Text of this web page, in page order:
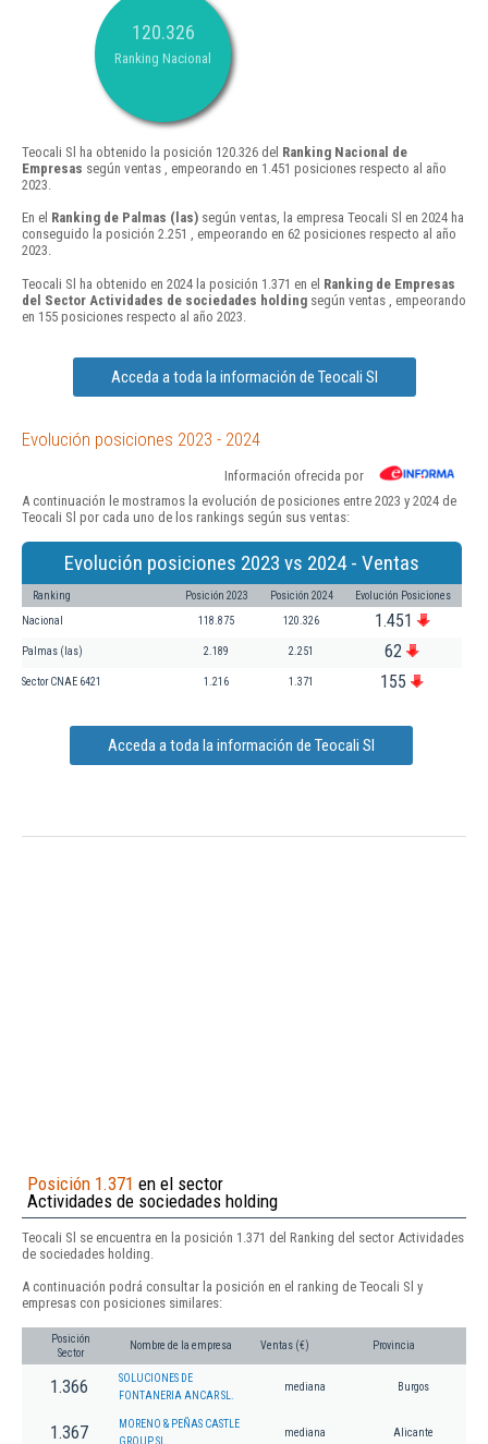
120.326
Ranking Nacional
Teocali Sl ha obtenido la posición 120.326 del Ranking Nacional de
Empresas según ventas , empeorando en 1.451 posiciones respecto al año
2023.
En el Ranking de Palmas (las) según ventas, la empresa Teocali Sl en 2024 ha
conseguido la posición 2.251 , empeorando en 62 posiciones respecto al año
2023.
Teocali Sl ha obtenido en 2024 la posición 1.371 en el Ranking de Empresas
del Sector Actividades de sociedades holding según ventas , empeorando
en 155 posiciones respecto al año 2023.
Acceda a toda la información de Teocali Sl
Evolución posiciones 2023 - 2024
Información ofrecida por
A continuación le mostramos la evolución de posiciones entre 2023 y 2024 de
Teocali Sl por cada uno de los rankings según sus ventas:
Evolución posiciones 2023 vs 2024 - Ventas
Ranking Posición 2023 Posición 2024 Evolución Posiciones
Nacional 118.875 120.326 1.451
Palmas (las) 2.189 2.251 62
Sector CNAE 6421 1.216 1.371 155
Acceda a toda la información de Teocali Sl
Posición 1.371 en el sector
Actividades de sociedades holding
Teocali Sl se encuentra en la posición 1.371 del Ranking del sector Actividades
de sociedades holding.
A continuación podrá consultar la posición en el ranking de Teocali Sl y
empresas con posiciones similares:
Posición
Sector
Nombre de la empresa Ventas (€) Provincia
1.366
SOLUCIONES DE
FONTANERIA ANCAR SL.
mediana Burgos
1.367
MORENO & PEÑAS CASTLE
GROUP SL.
mediana Alicante